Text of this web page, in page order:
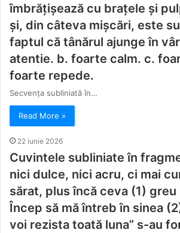
îmbrăţişează cu brațele și
și, din câteva mişcări, este
faptul că tânărul ajunge în
atentie. b. foarte calm. c.
foarte repede.
Secvența subliniată în…
Read More »
22 iunie 2026
Cuvintele subliniate în
nici dulce, nici acru, ci mai
sărat, plus încă ceva (1)
Încep să mă întreb în sinea
voi rezista toată luna” s-au